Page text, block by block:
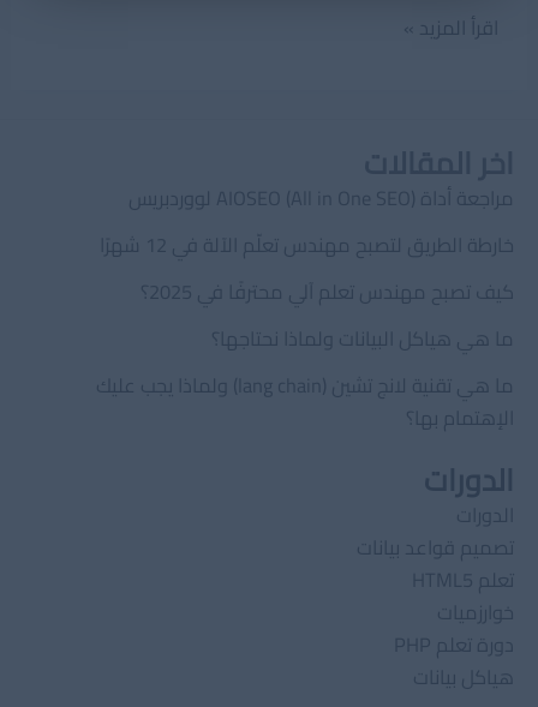
كتاب
للتعريف
الحاسوب
اقرأ المزيد »
مراجعة أداة AIOSEO (All in One SEO) لووردبريس
خارطة الطريق لتصبح مهندس تعلّم الآلة في 12 شهرًا
كيف تصبح مهندس تعلم آلي محترفًا في 2025؟
ما هي هياكل البيانات ولماذا نحتاجها؟
ما هي تقنية لانج تشين (lang chain) ولماذا يجب عليك
الإهتمام بها؟
الدورات
الدورات
تصميم قواعد بيانات
تعلم HTML5
خوارزميات
دورة تعلم PHP
هياكل بيانات